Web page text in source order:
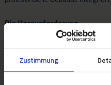
Zustimmung
Die Herausforderung
Geschwindigkeit. Die Test-
Standorten so schnell wie
werden: Der Bau der
innerhalb von 4 Tagen